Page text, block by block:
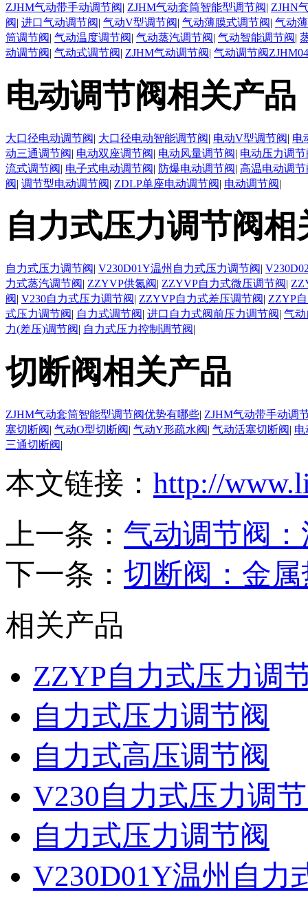
ZJHM气动带手动调节阀| ZJHM气动套筒智能型调节阀| ZJHN
阀| 进口气动调节阀| 气动V型调节阀| 气动薄膜式调节阀| 气动
筒调节阀| 气动温度调节阀| 气动蒸汽调节阀| 气动智能调节阀|
动调节阀| 气动式调节阀| ZJHM气动调节阀| 气动调节阀ZJHM04
电动调节阀相关产品
大口径电动调节阀| 大口径电动智能调节阀| 电动V型调节阀| 电
动三通调节阀| 电动双座调节阀| 电动风量调节阀| 电动压力调节
流式调节阀| 电子式电动调节阀| 防爆电动调节阀| 高温电动调节
阀| 调节型电动调节阀| ZDLP单座电动调节阀| 电动调节阀|
自力式压力调节阀相
自力式压力调节阀| V230D01Y温州自力式压力调节阀|
力式蒸汽调节阀| ZZYVP供氮阀| ZZYVP自力式微压调节阀|
阀| V230自力式压力调节阀| ZZYVP自力式差压调节阀| ZZYP
式压力调节阀| 自力式调节阀| 进口自力式阀前压力调节阀| 气
力(差压)调节阀| 自力式压力控制调节阀|
切断阀相关产品
ZJHM气动套筒智能型调节阀优势有哪些| ZJHM气动带手动调
塞切断阀| 气动O型切断阀| 气动Y形疏水阀| 气动活塞切断阀| 电
三通切断阀|
本文链接： http://
上一条： 气动调节阀
下一条： 切断阀：金
相关产品
ZZYP自力式压力调
自力式压力调节阀
自力式高压调节阀
V230自力式压力调
自力式压力调节阀
V230D01Y温州自力